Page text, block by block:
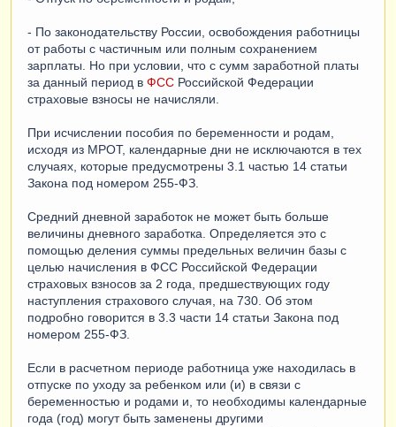
- По законодательству России, освобождения работницы
от работы с частичным или полным сохранением
зарплаты. Но при условии, что с сумм заработной платы
за данный период в ФСС Российской Федерации
страховые взносы не начисляли.
При исчислении пособия по беременности и родам,
исходя из МРОТ, календарные дни не исключаются в тех
случаях, которые предусмотрены 3.1 частью 14 статьи
Закона под номером 255-ФЗ.
Средний дневной заработок не может быть больше
величины дневного заработка. Определяется это с
помощью деления суммы предельных величин базы с
целью начисления в ФСС Российской Федерации
страховых взносов за 2 года, предшествующих году
наступления страхового случая, на 730. Об этом
подробно говорится в 3.3 части 14 статьи Закона под
номером 255-ФЗ.
Если в расчетном периоде работница уже находилась в
отпуске по уходу за ребенком или (и) в связи с
беременностью и родами и, то необходимы календарные
года (год) могут быть заменены другими